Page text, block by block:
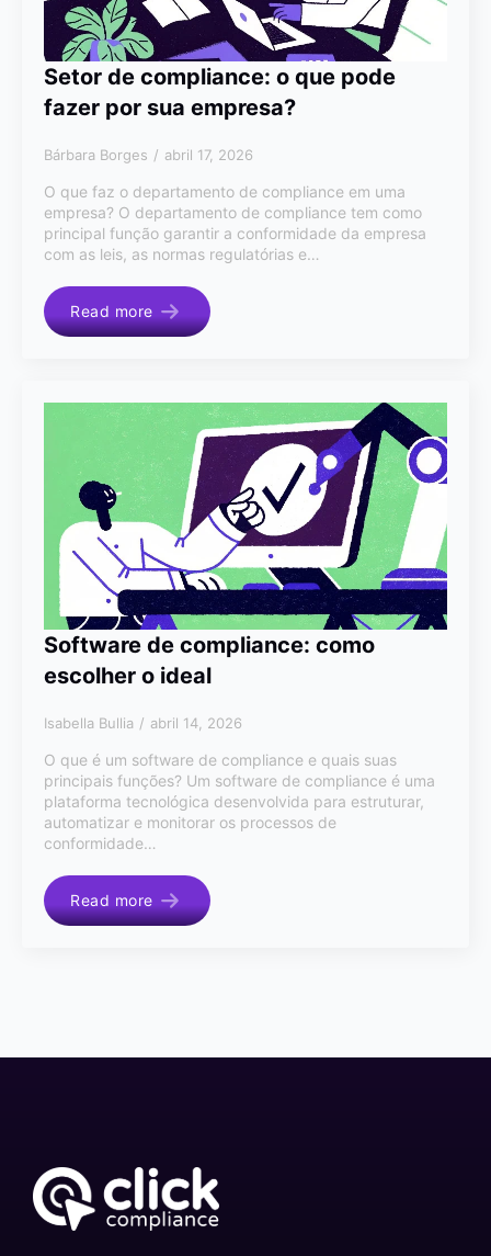
Setor de compliance: o que pode
fazer por sua empresa?
Bárbara Borges abril 17, 2026
O que faz o departamento de compliance em uma
empresa? O departamento de compliance tem como
principal função garantir a conformidade da empresa
com as leis, as normas regulatórias e…
Read more
Software de compliance: como
escolher o ideal
Isabella Bullia abril 14, 2026
O que é um software de compliance e quais suas
principais funções? Um software de compliance é uma
plataforma tecnológica desenvolvida para estruturar,
automatizar e monitorar os processos de
conformidade…
Read more